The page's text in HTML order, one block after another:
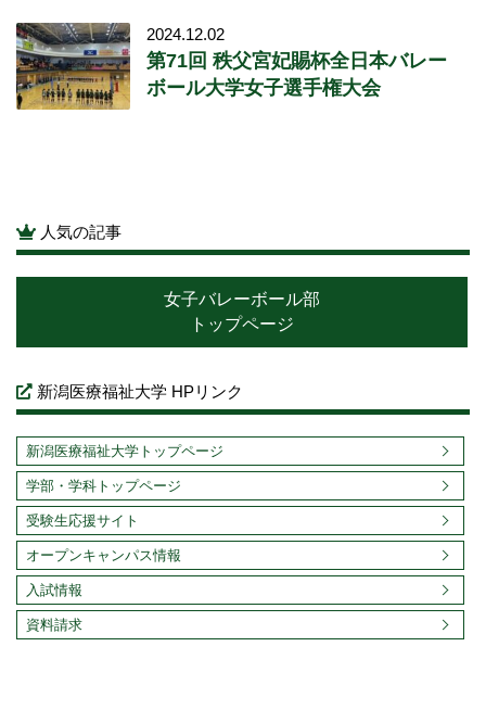
2024.12.02
第71回 秩父宮妃賜杯全日本バレー
ボール大学女子選手権大会
人気の記事
女子バレーボール部
トップページ
新潟医療福祉大学 HPリンク
新潟医療福祉大学トップページ
学部・学科トップページ
受験生応援サイト
オープンキャンパス情報
入試情報
資料請求